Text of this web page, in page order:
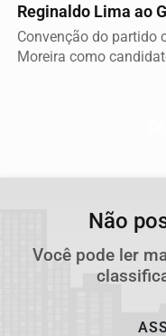
Reginaldo Lima ao
Convenção do partido
Moreira como
Não
Você pode ler